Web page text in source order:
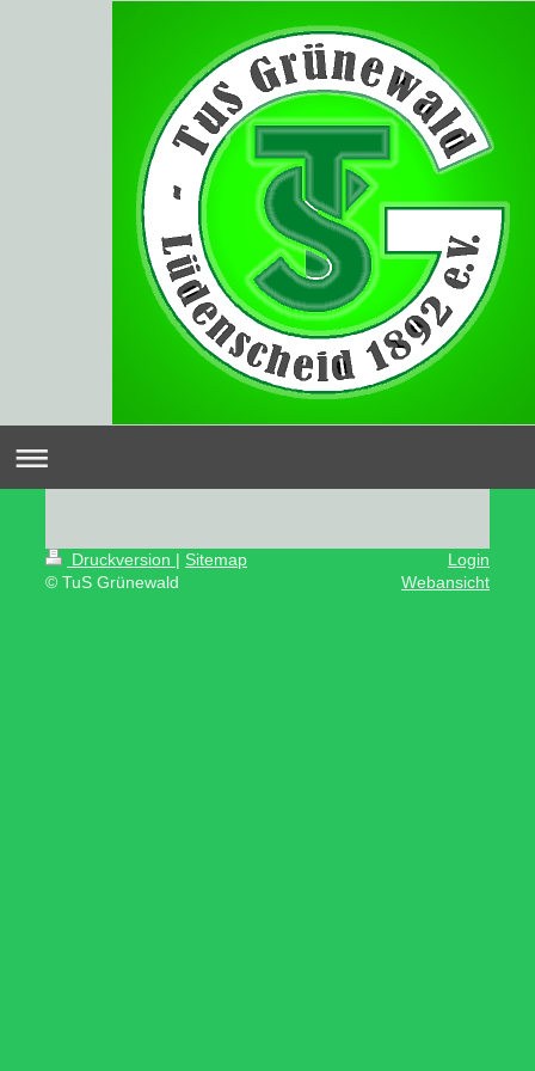
Druckversion | Sitemap
© TuS Grünewald
Login
Webansicht